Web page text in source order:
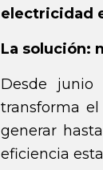
electricidad
La solución:
Desde junio
transforma
generar hasta
eficiencia